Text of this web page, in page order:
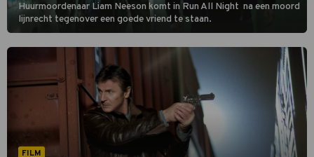
Huurmoordenaar Liam Neeson komt in Run All Night na een moord
lijnrecht tegenover een goede vriend te staan.
FILM